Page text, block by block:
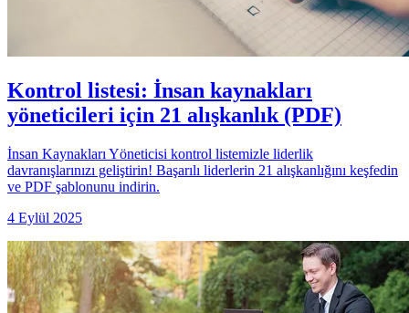
Kontrol listesi: İnsan kaynakları
yöneticileri için 21 alışkanlık (PDF)
İnsan Kaynakları Yöneticisi kontrol listemizle liderlik
davranışlarınızı geliştirin! Başarılı liderlerin 21 alışkanlığını keşfedin
ve PDF şablonunu indirin.
4 Eylül 2025